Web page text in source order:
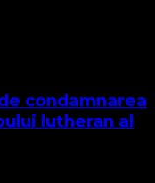
condamnarea
lutheran al